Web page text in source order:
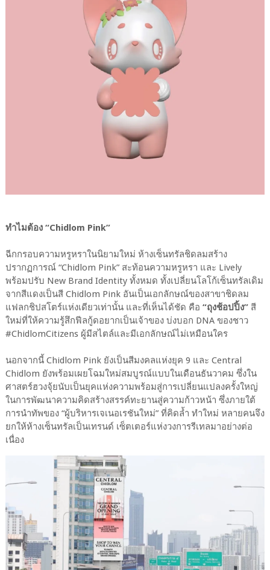
ทำไมต้อง “Chidlom Pink”
ฉีกกรอบความหรูหราในนิยามใหม่ ห้างเซ็นทรัลชิดลมสร้าง
ปรากฏการณ์ “Chidlom Pink” สะท้อนความหรูหรา และ Lively
พร้อมปรับ New Brand Identity ทั้งหมด ทั้งเปลี่ยนโลโก้เซ็นทรัลเดิม
จากสีแดงเป็นสี Chidlom Pink อันเป็นเอกลักษณ์ของสาขาชิดลม
แฟลกชิปสโตร์แห่งเดียวเท่านั้น และที่เห็นได้ชัด คือ “ถุงช้อปปิ้ง”สี
ใหม่ที่ให้ความรู้สึกฟีลกู้ดอยากเป็นเจ้าของ บ่งบอก DNA ของชาว
#ChidlomCitizens ผู้มีสไตล์และมีเอกลักษณ์ไม่เหมือนใคร
นอกจากนี้ Chidlom Pink ยังเป็นสีมงคลแห่งยุค 9 และ Central
Chidlom ยังพร้อมเผยโฉมใหม่สมบูรณ์แบบในเดือนธันวาคม ซึ่งใน
ศาสตร์ฮวงจุ้ยนับเป็นยุคแห่งความพร้อมสู่การเปลี่ยนแปลงครั้งใหญ่
ในการพัฒนาความคิดสร้างสรรค์ทะยานสู่ความก้าวหน้า ซึ่งภายใต้
การนำทัพของ “ผู้บริหารเจเนอเรชันใหม่” ที่คิดล้ำ ทำใหม่ หลายคนจึง
ยกให้ห้างเซ็นทรัลเป็นเทรนด์ เซ็ตเตอร์แห่งวงการรีเทลมาอย่างต่อ
เนื่อง